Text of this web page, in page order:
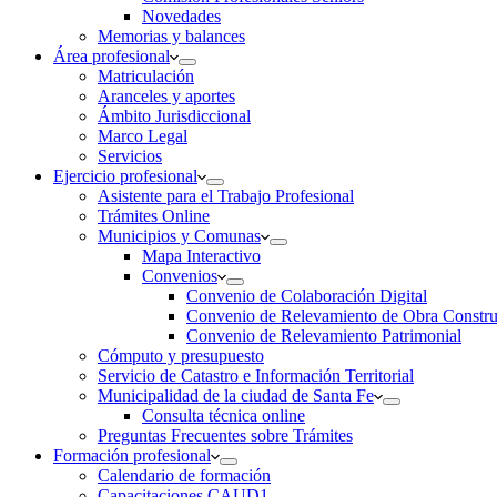
Novedades
Memorias y balances
Área profesional
Matriculación
Aranceles y aportes
Ámbito Jurisdiccional
Marco Legal
Servicios
Ejercicio profesional
Asistente para el Trabajo Profesional
Trámites Online
Municipios y Comunas
Mapa Interactivo
Convenios
Convenio de Colaboración Digital
Convenio de Relevamiento de Obra
Convenio de Relevamiento Patrimonial
Cómputo y presupuesto
Servicio de Catastro e Información Territorial
Municipalidad de la ciudad de Santa Fe
Consulta técnica online
Preguntas Frecuentes sobre Trámites
Formación profesional
Calendario de formación